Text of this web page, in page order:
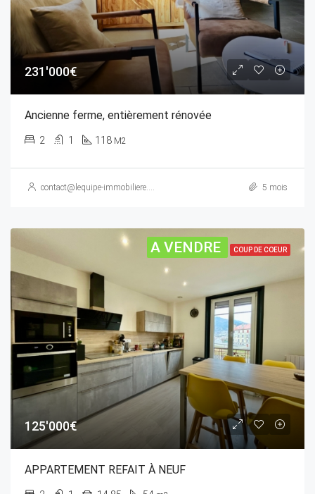
231'000€
Ancienne ferme, entièrement rénovée
2 1 118 M2
contact@lequipe-immobiliere.com 5 mois
A VENDRE COUP DE COEUR
125'000€
APPARTEMENT REFAIT À NEUF